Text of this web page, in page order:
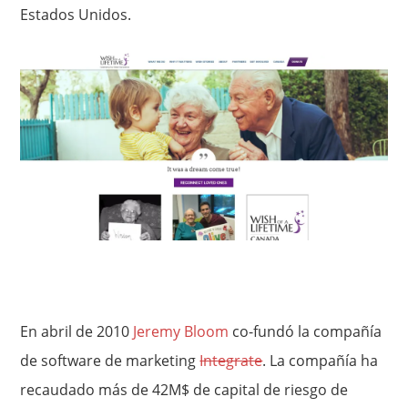
Estados Unidos.
En abril de 2010 Jeremy Bloom co-fundó la compañía
de software de marketingIntegrate. La compañía ha
recaudado más de 42M$ de capital de riesgo de